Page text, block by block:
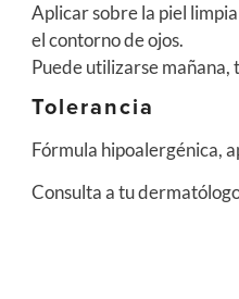
Aplicar sobre la piel
el contorno de ojos.
Puede utilizarse mañana,
Tolerancia
Fórmula hipoalergénica,
Consulta a tu